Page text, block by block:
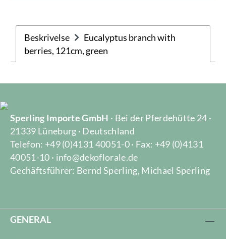
Beskrivelse
Eucalyptus branch with
berries, 121cm, green
Sperling Importe GmbH · Bei der Pferdehütte 24 ·
21339 Lüneburg · Deutschland
Telefon: +49 (0)4131 40051-0 · Fax: +49 (0)4131
40051-10 · info@dekoflorale.de
Gechäftsführer: Bernd Sperling, Michael Sperling
GENERAL